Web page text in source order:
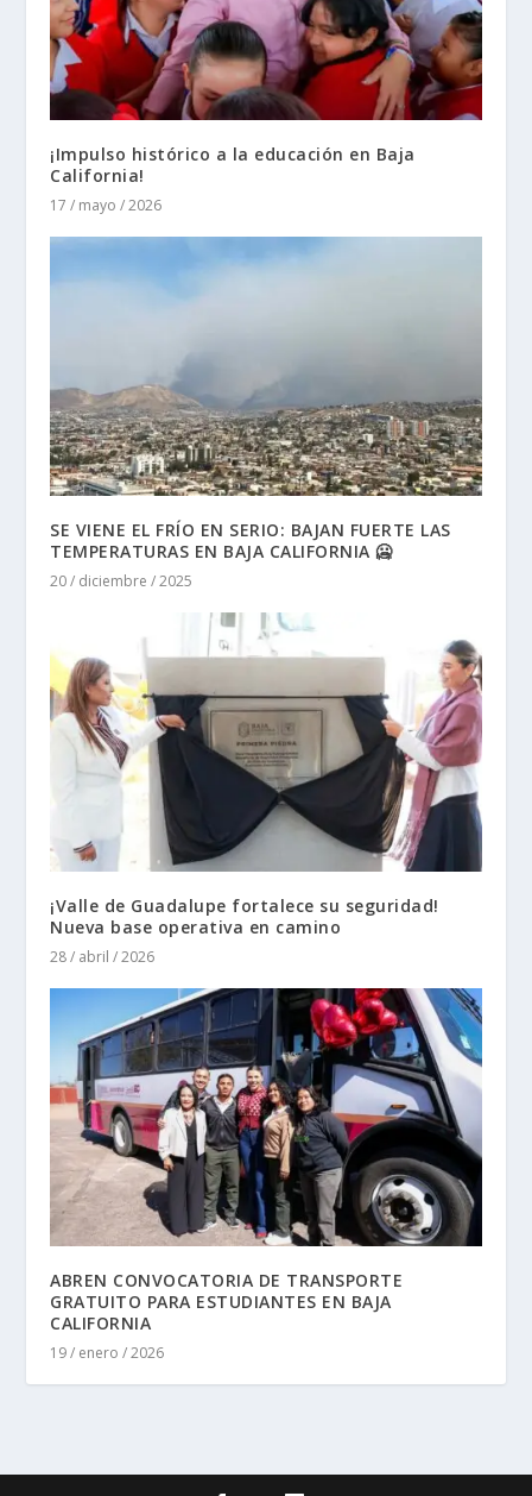
¡Impulso histórico a la educación en Baja
California!
17 / mayo / 2026
SE VIENE EL FRÍO EN SERIO: BAJAN FUERTE LAS
TEMPERATURAS EN BAJA CALIFORNIA 🥶
20 / diciembre / 2025
¡Valle de Guadalupe fortalece su seguridad!
Nueva base operativa en camino
28 / abril / 2026
ABREN CONVOCATORIA DE TRANSPORTE
GRATUITO PARA ESTUDIANTES EN BAJA
CALIFORNIA
19 / enero / 2026